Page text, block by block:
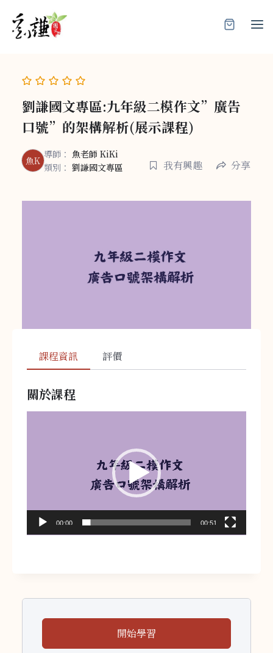
劉謙國文專區:九年級二模作文”廣告
口號”的架構解析(展示課程)
魚K
導師： 魚老師 KiKi
類別： 劉謙國文專區 我有興趣 分享
課程資訊 評價
關於課程
00:00 00:51
開始學習